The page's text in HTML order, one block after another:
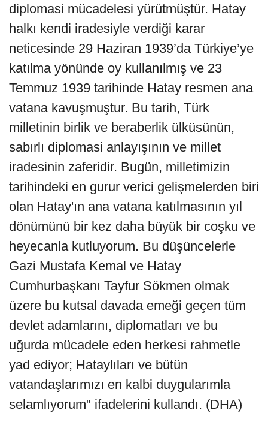
diplomasi mücadelesi yürütmüştür. Hatay
halkı kendi iradesiyle verdiği karar
neticesinde 29 Haziran 1939’da Türkiye’ye
katılma yönünde oy kullanılmış ve 23
Temmuz 1939 tarihinde Hatay resmen ana
vatana kavuşmuştur. Bu tarih, Türk
milletinin birlik ve beraberlik ülküsünün,
sabırlı diplomasi anlayışının ve millet
iradesinin zaferidir. Bugün, milletimizin
tarihindeki en gurur verici gelişmelerden biri
olan Hatay'ın ana vatana katılmasının yıl
dönümünü bir kez daha büyük bir coşku ve
heyecanla kutluyorum. Bu düşüncelerle
Gazi Mustafa Kemal ve Hatay
Cumhurbaşkanı Tayfur Sökmen olmak
üzere bu kutsal davada emeği geçen tüm
devlet adamlarını, diplomatları ve bu
uğurda mücadele eden herkesi rahmetle
yad ediyor; Hataylıları ve bütün
vatandaşlarımızı en kalbi duygularımla
selamlıyorum" ifadelerini kullandı. (DHA)